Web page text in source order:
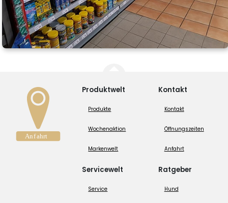
Produktwelt
Produkte
Wochenaktion
Markenwelt
Servicewelt
Service
Kontakt
Kontakt
Öffnungszeiten
Anfahrt
Ratgeber
Hund